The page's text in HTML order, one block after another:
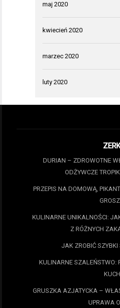
maj 2020
kwiecień 2020
marzec 2020
luty 2020
DURIAN – ZDROWOTNE
ODŻYWCZE
PRZEPIS NA DOMOWĄ,
KULINARNE UNIKALNOŚCI:
Z RÓŻNYCH
JAK ZROBIĆ SZYBKI
KULINARNE SZALEŃSTWO:
GRUSZKA AZJATYCKA –
UPRAWA